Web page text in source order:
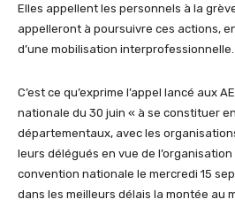
Elles appellent les personnels à la
appelleront à poursuivre ces actions,
d’une mobilisation
C’est ce qu’exprime l’appel lancé aux
nationale du 30 juin « à se constituer
départementaux, avec les
leurs délégués en vue de l’organisation
convention nationale le mercredi 15
dans les meilleurs délais la montée au